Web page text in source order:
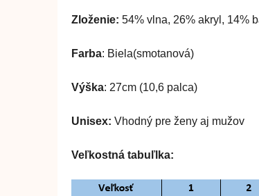
Zloženie: 54% vlna, 26% akryl, 14%
Farba: Biela(smotanová)
Výška: 27cm (10,6 palca)
Unisex: Vhodný pre ženy aj mužov
Veľkostná tabuľlka: